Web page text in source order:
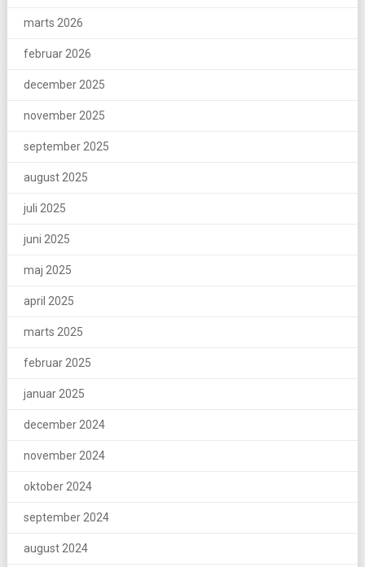
marts 2026
februar 2026
december 2025
november 2025
september 2025
august 2025
juli 2025
juni 2025
maj 2025
april 2025
marts 2025
februar 2025
januar 2025
december 2024
november 2024
oktober 2024
september 2024
august 2024